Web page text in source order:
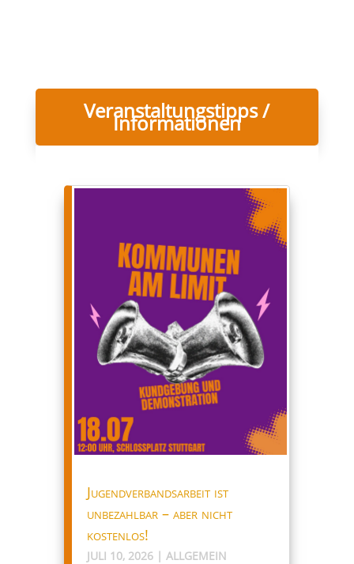
Veranstaltungstipps /
Informationen
Jugendverbandsarbeit ist
unbezahlbar – aber nicht
kostenlos!
JULI 10, 2026| ALLGEMEIN